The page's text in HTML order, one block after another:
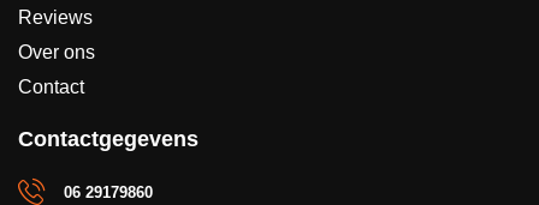
Reviews
Over ons
Contact
Contactgegevens
06 29179860